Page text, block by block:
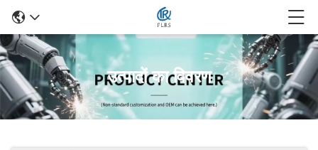
उत्पादों का विवरण